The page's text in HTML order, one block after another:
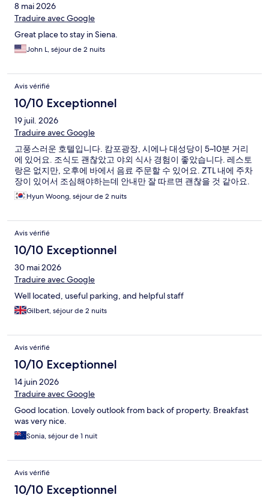
8 mai 2026
Traduire avec Google
Great place to stay in Siena.
John L, séjour de 2 nuits
Avis vérifié
10/10 Exceptionnel
19 juil. 2026
Traduire avec Google
고풍스러운 호텔입니다. 캄포광장, 시에나 대성당이 5~10분 거리
에 있어요. 조식도 괜찮았고 야외 식사 경험이 좋았습니다. 레스토
랑은 없지만, 오후에 바에서 음료 주문할 수 있어요. ZTL 내에 주차
장이 있어서 조심해야하는데 안내만 잘 따르면 괜찮을 것 같아요.
Hyun Woong, séjour de 2 nuits
Avis vérifié
10/10 Exceptionnel
30 mai 2026
Traduire avec Google
Well located, useful parking, and helpful staff
Gilbert, séjour de 2 nuits
Avis vérifié
10/10 Exceptionnel
14 juin 2026
Traduire avec Google
Good location. Lovely outlook from back of property. Breakfast
was very nice.
Sonia, séjour de 1 nuit
Avis vérifié
10/10 Exceptionnel